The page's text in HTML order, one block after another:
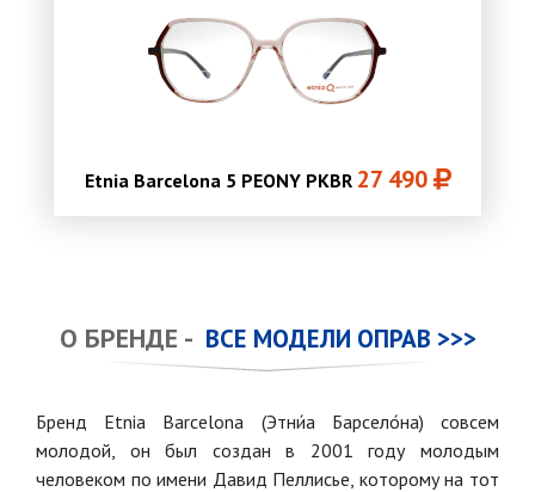
Etnia Barcelona 5 PEONY PKBR 27 490
О БРЕНДЕ - ВСЕ МОДЕЛИ ОПРАВ >>>
Бренд Etnia Barcelona (Этни́а Барсело́на) совсем
молодой, он был создан в 2001 году молодым
человеком по имени Давид Пеллисье, которому на тот